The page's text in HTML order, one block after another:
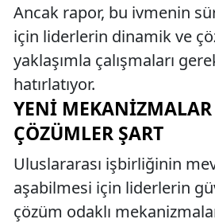
Ancak rapor, bu ivmenin
için liderlerin dinamik ve
yaklaşımla çalışmaları
hatırlatıyor.
YENI MEKANIZMALAR
ÇÖZÜMLER ŞART
Uluslararası işbirliğinin
aşabilmesi için liderlerin
çözüm odaklı